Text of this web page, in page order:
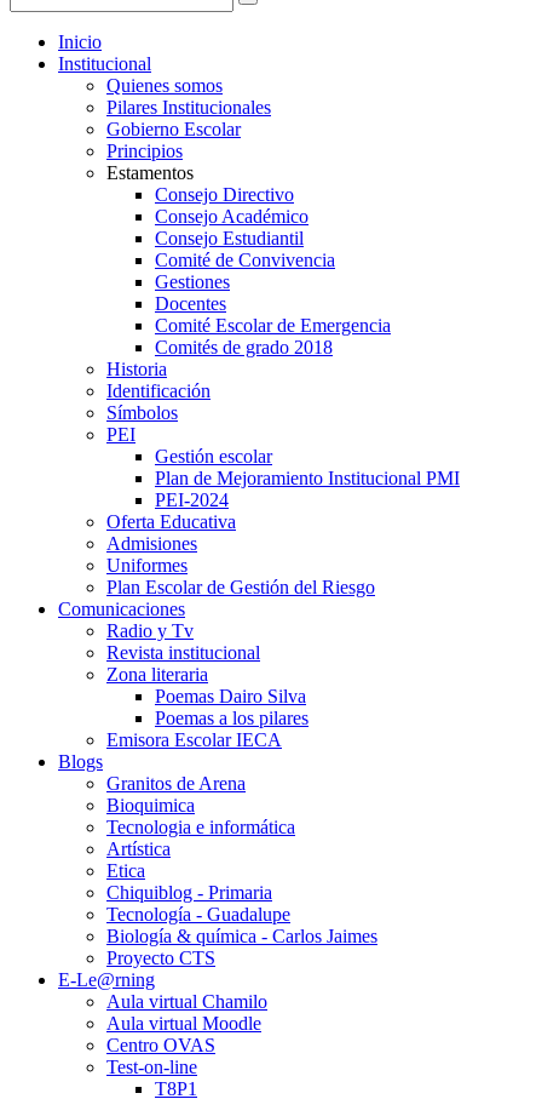
Inicio
Institucional
Quienes somos
Pilares Institucionales
Gobierno Escolar
Principios
Estamentos
Consejo Directivo
Consejo Académico
Consejo Estudiantil
Comité de Convivencia
Gestiones
Docentes
Comité Escolar de Emergencia
Comités de grado 2018
Historia
Identificación
Símbolos
PEI
Gestión escolar
Plan de Mejoramiento Institucional PMI
PEI-2024
Oferta Educativa
Admisiones
Uniformes
Plan Escolar de Gestión del Riesgo
Comunicaciones
Radio y Tv
Revista institucional
Zona literaria
Poemas Dairo Silva
Poemas a los pilares
Emisora Escolar IECA
Blogs
Granitos de Arena
Bioquimica
Tecnologia e informática
Artística
Etica
Chiquiblog - Primaria
Tecnología - Guadalupe
Biología & química - Carlos Jaimes
Proyecto CTS
E-Le@rning
Aula virtual Chamilo
Aula virtual Moodle
Centro OVAS
Test-on-line
T8P1